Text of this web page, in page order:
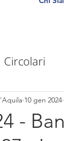
Circolari
-
10 gen 2024